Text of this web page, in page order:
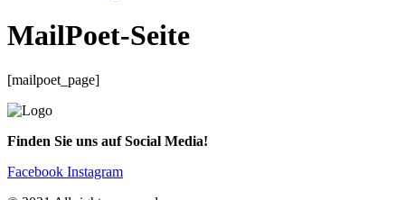
MailPoet-Seite
[mailpoet_page]
Finden Sie uns auf Social Media!
Facebook Instagram